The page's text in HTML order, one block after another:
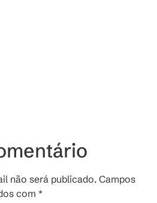
não será publicado. Campos
com *